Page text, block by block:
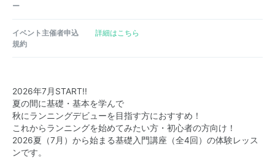
ー
イベント主催者申込
規約
詳細はこちら
2026年7月START!!
夏の間に基礎・基本を学んで
秋にランニングデビューを目指す方におすすめ！
これからランニングを始めてみたい方・初心者の方向け！
2026夏（7月）から始まる基礎入門講座（全4回）の体験レッス
ンです。